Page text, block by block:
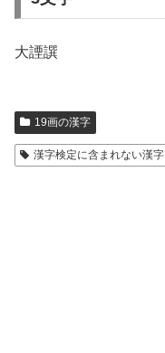
大諲譔
19画の漢字
漢字検定に含まれない漢字